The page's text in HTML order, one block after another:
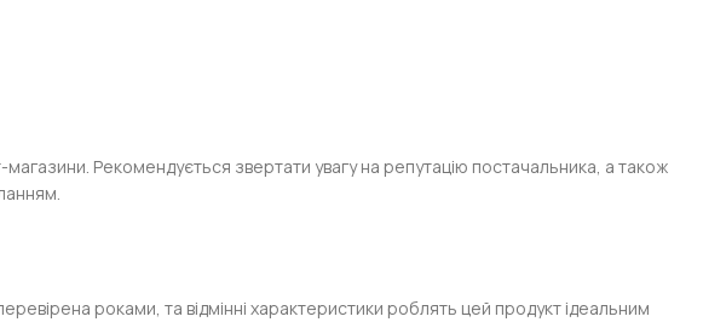
Рекомендується звертати увагу на репутацію постачальника, а також
роками, та відмінні характеристики роблять цей продукт ідеальним